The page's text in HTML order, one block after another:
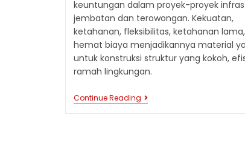
keuntungan dalam proyek-proyek
jembatan dan terowongan. Kekuatan,
ketahanan, fleksibilitas, ketahanan
hemat biaya menjadikannya material
untuk konstruksi struktur yang kokoh,
ramah lingkungan.
Continue ReadingPENGGUNAAN
BESI